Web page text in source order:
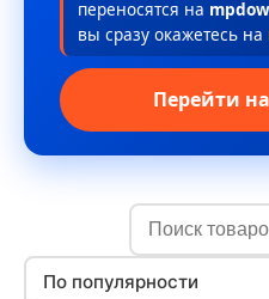
переносятся на
вы сразу окажетесь
Перейти
По популярности